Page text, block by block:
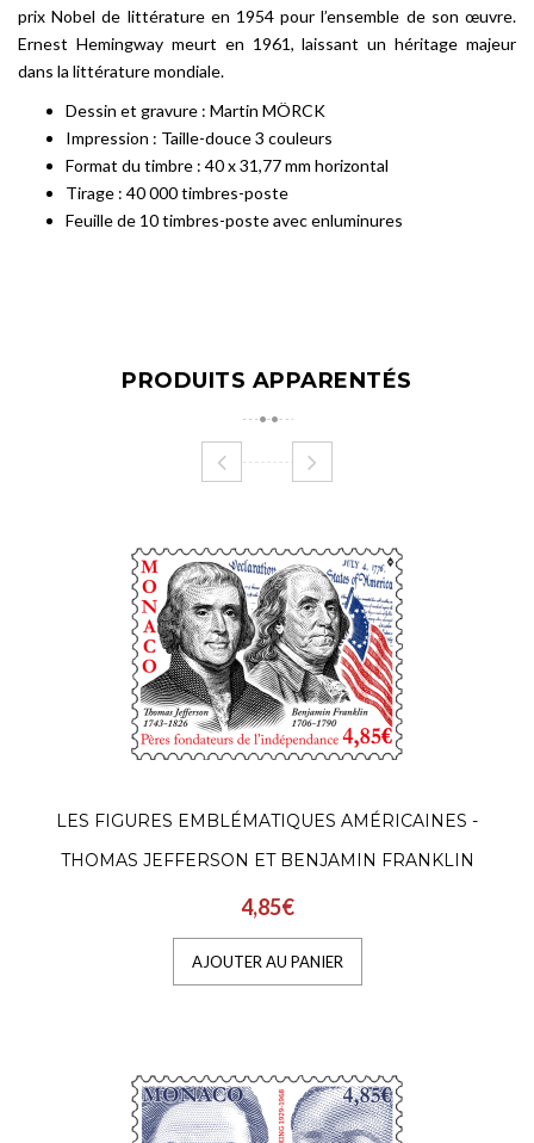
prix Nobel de littérature en 1954 pour l’ensemble de son œuvre.
Ernest Hemingway meurt en 1961, laissant un héritage majeur
dans la littérature mondiale.
Dessin et gravure : Martin MÖRCK
Impression : Taille-douce 3 couleurs
Format du timbre : 40 x 31,77 mm horizontal
Tirage : 40 000 timbres-poste
Feuille de 10 timbres-poste avec enluminures
PRODUITS APPARENTÉS
LES FIGURES EMBLÉMATIQUES AMÉRICAINES -
THOMAS JEFFERSON ET BENJAMIN FRANKLIN
4,85€
AJOUTER AU PANIER